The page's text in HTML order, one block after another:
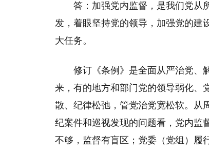
答：加强党内监督，是我们党从
发，着眼坚持党的领导，加强党的建
大任务。
修订《条例》是全面从严治党、
来，有的地方和部门党的领导弱化、
散、纪律松弛，管党治党宽松软。从
纪案件和巡视发现的问题看，党内监
不够，监督有盲区；党委（党组）履